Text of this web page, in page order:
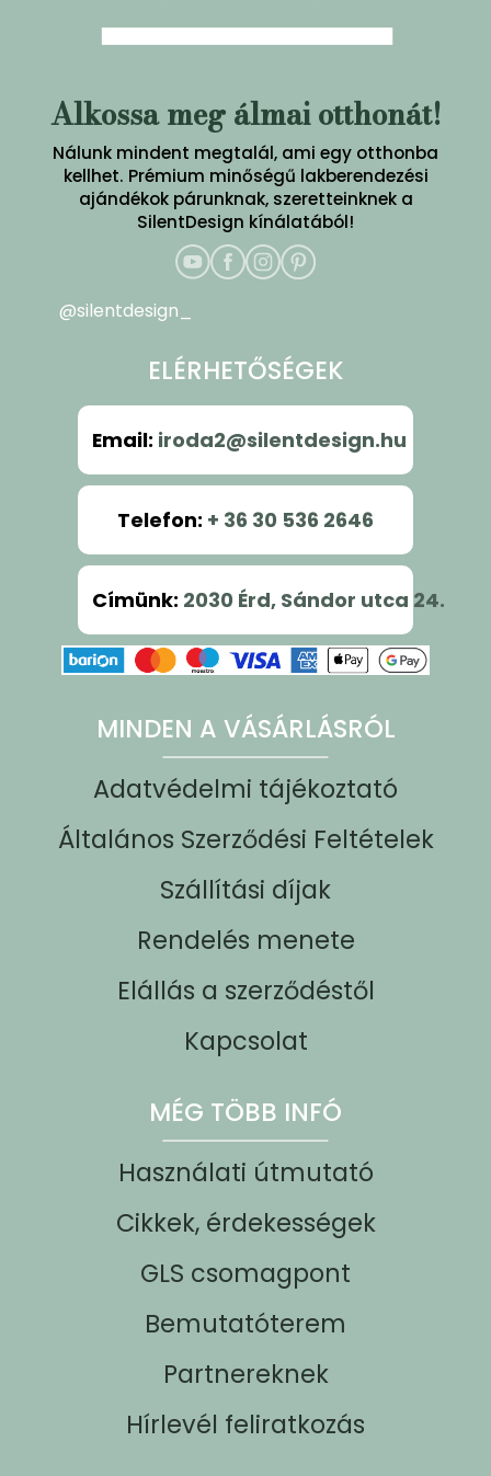
Alkossa meg álmai otthonát!
Nálunk mindent megtalál, ami egy otthonba
kellhet. Prémium minőségű lakberendezési
ajándékok párunknak, szeretteinknek a
SilentDesign kínálatából!
MINDEN A VÁSÁRLÁSRÓL
Adatvédelmi tájékoztató
Általános Szerződési Feltételek
Szállítási díjak
Rendelés menete
Elállás a szerződéstől
Kapcsolat
MÉG TÖBB INFÓ
Használati útmutató
Cikkek, érdekességek
GLS csomagpont
Bemutatóterem
Partnereknek
Hírlevél feliratkozás
@silentdesign_
ELÉRHETŐSÉGEK
Email: iroda2@silentdesign.hu
Telefon: + 36 30 536 2646
Címünk: 2030 Érd, Sándor utca 24.